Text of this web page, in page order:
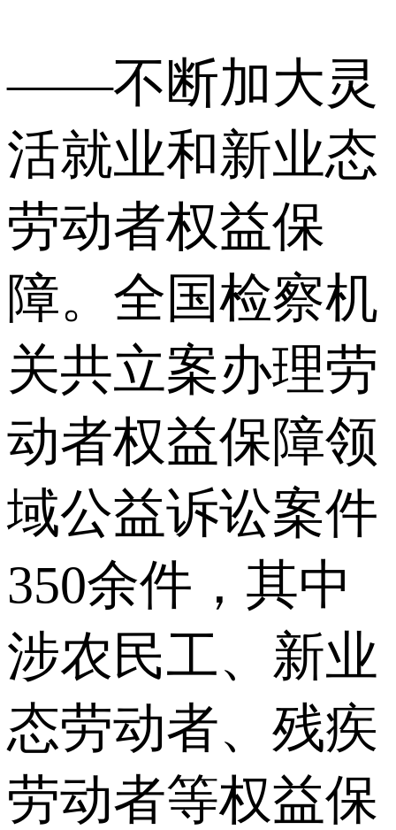
——不断加大灵
活就业和新业态
劳动者权益保
障。全国检察机
关共立案办理劳
动者权益保障领
域公益诉讼案件
350余件，其中
涉农民工、新业
态劳动者、残疾
劳动者等权益保